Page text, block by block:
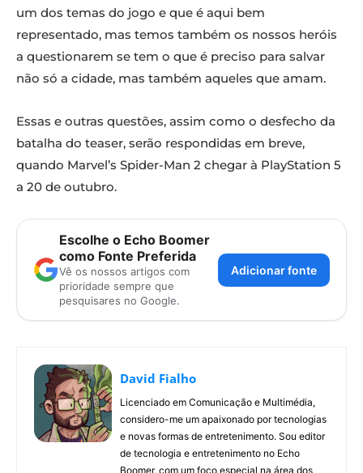
um dos temas do jogo e que é aqui bem
representado, mas temos também os nossos heróis
a questionarem se tem o que é preciso para salvar
não só a cidade, mas também aqueles que amam.
Essas e outras questões, assim como o desfecho da
batalha do teaser, serão respondidas em breve,
quando Marvel’s Spider-Man 2 chegar à PlayStation 5
a 20 de outubro.
Escolhe o Echo Boomer
como Fonte Preferida
Vê os nossos artigos com
prioridade sempre que
pesquisares no Google.
Adicionar fonte
David Fialho
Licenciado em Comunicação e Multimédia,
considero-me um apaixonado por tecnologias
e novas formas de entretenimento. Sou editor
de tecnologia e entretenimento no Echo
Boomer, com um foco especial na área dos